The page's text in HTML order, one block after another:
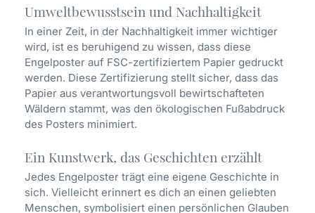
Umweltbewusstsein und Nachhaltigkeit
In einer Zeit, in der Nachhaltigkeit immer wichtiger
wird, ist es beruhigend zu wissen, dass diese
Engelposter auf FSC-zertifiziertem Papier gedruckt
werden. Diese Zertifizierung stellt sicher, dass das
Papier aus verantwortungsvoll bewirtschafteten
Wäldern stammt, was den ökologischen Fußabdruck
des Posters minimiert.
Ein Kunstwerk, das Geschichten erzählt
Jedes Engelposter trägt eine eigene Geschichte in
sich. Vielleicht erinnert es dich an einen geliebten
Menschen, symbolisiert einen persönlichen Glauben